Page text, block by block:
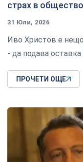
страх в
31 Юли, 2026
Иво Христов е
- да подава
ПРОЧЕТИ ОЩЕ